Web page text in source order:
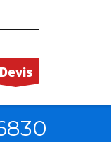
Devis